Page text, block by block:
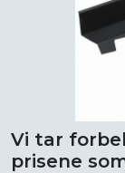
Vi tar
prisene